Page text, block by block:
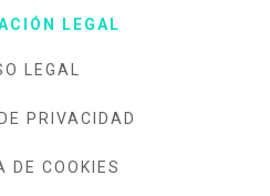
LEGAL
LEGAL
PRIVACIDAD
DE COOKIES